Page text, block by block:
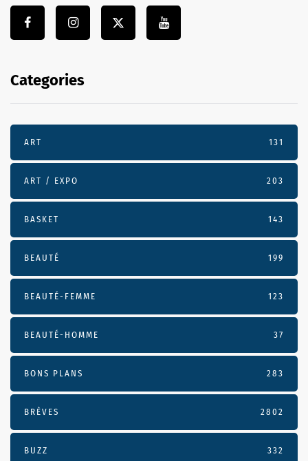
Categories
ART 131
ART / EXPO 203
BASKET 143
BEAUTÉ 199
BEAUTÉ-FEMME 123
BEAUTÉ-HOMME 37
BONS PLANS 283
BRÈVES 2802
BUZZ 332